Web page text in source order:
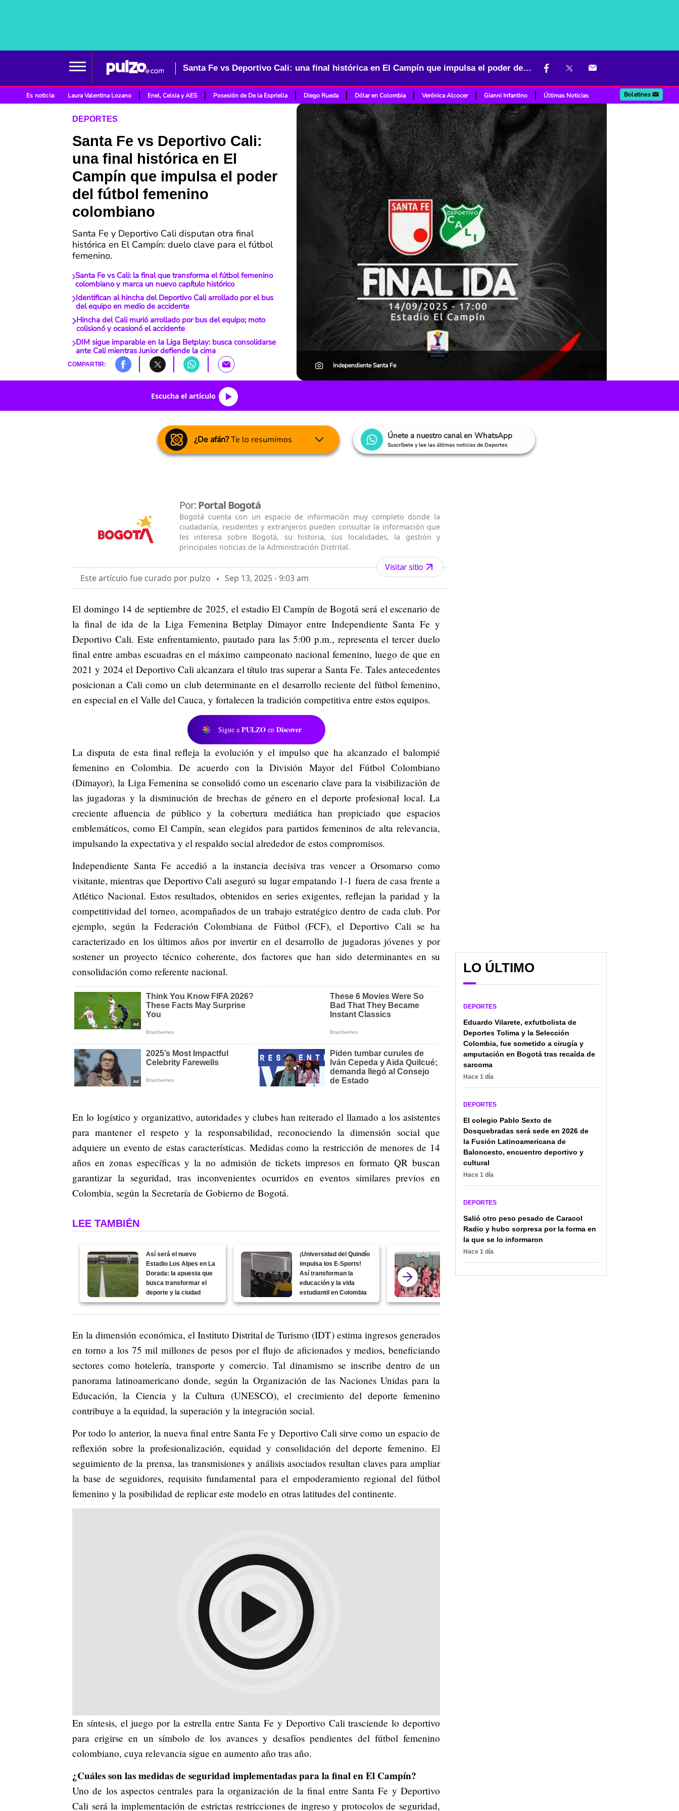
Santa Fe vs Deportivo Cali: una final histórica en El Campín que impulsa el poder del fútbol femenino colombiano
Es noticia: Laura Valentina Lozano Enel, Celsia y AES Posesión de De la Espriella Diego Rueda Dólar en Colombia Verónica Alcocer Gianni Infantino Últimas Noticias Boletines
DEPORTES
Santa Fe vs Deportivo Cali:
una final histórica en El
Campín que impulsa el poder
del fútbol femenino
colombiano
Santa Fe y Deportivo Cali disputan otra final
histórica en El Campín: duelo clave para el fútbol
femenino.
Santa Fe vs Cali: la final que transforma el fútbol femenino
colombiano y marca un nuevo capítulo histórico
Identifican al hincha del Deportivo Cali arrollado por el bus
del equipo en medio de accidente
Hincha del Cali murió arrollado por bus del equipo; moto
colisionó y ocasionó el accidente
DIM sigue imparable en la Liga Betplay: busca consolidarse
ante Cali mientras Junior defiende la cima
COMPARTIR: Independiente Santa Fe
Escucha el artículo
¿De afán?Te lo resumimos Únete a nuestro canal en WhatsApp
Suscríbete y lee las últimas noticias de Deportes
Por:Portal Bogotá
Bogotá cuenta con un espacio de información muy completo donde la
ciudadanía, residentes y extranjeros pueden consultar la información que
les interesa sobre Bogotá, su historia, sus localidades, la gestión y
principales noticias de la Administración Distrital.
Este artículo fue curado por pulzo Sep 13, 2025 - 9:03 am
Visitar sitio
El domingo 14 de septiembre de 2025, el estadio El Campín de Bogotá será el escenario de
la final de ida de la Liga Femenina Betplay Dimayor entre Independiente Santa Fe y
Deportivo Cali. Este enfrentamiento, pautado para las 5:00 p.m., representa el tercer duelo
final entre ambas escuadras en el máximo campeonato nacional femenino, luego de que en
2021 y 2024 el Deportivo Cali alcanzara el título tras superar a Santa Fe. Tales antecedentes
posicionan a Cali como un club determinante en el desarrollo reciente del fútbol femenino,
en especial en el Valle del Cauca, y fortalecen la tradición competitiva entre estos equipos.
Sigue a PULZO en Discover
La disputa de esta final refleja la evolución y el impulso que ha alcanzado el balompié
femenino en Colombia. De acuerdo con la División Mayor del Fútbol Colombiano
(Dimayor), la Liga Femenina se consolidó como un escenario clave para la visibilización de
las jugadoras y la disminución de brechas de género en el deporte profesional local. La
creciente afluencia de público y la cobertura mediática han propiciado que espacios
emblemáticos, como El Campín, sean elegidos para partidos femeninos de alta relevancia,
impulsando la expectativa y el respaldo social alrededor de estos compromisos.
Independiente Santa Fe accedió a la instancia decisiva tras vencer a Orsomarso como
visitante, mientras que Deportivo Cali aseguró su lugar empatando 1-1 fuera de casa frente a
Atlético Nacional. Estos resultados, obtenidos en series exigentes, reflejan la paridad y la
competitividad del torneo, acompañados de un trabajo estratégico dentro de cada club. Por
ejemplo, según la Federación Colombiana de Fútbol (FCF), el Deportivo Cali se ha
caracterizado en los últimos años por invertir en el desarrollo de jugadoras jóvenes y por
sostener un proyecto técnico coherente, dos factores que han sido determinantes en su
consolidación como referente nacional.
En lo logístico y organizativo, autoridades y clubes han reiterado el llamado a los asistentes
para mantener el respeto y la responsabilidad, reconociendo la dimensión social que
adquiere un evento de estas características. Medidas como la restricción de menores de 14
años en zonas específicas y la no admisión de tickets impresos en formato QR buscan
garantizar la seguridad, tras inconvenientes ocurridos en eventos similares previos en
Colombia, según la Secretaría de Gobierno de Bogotá.
LEE TAMBIÉN
Así será el nuevo
Estadio Los Alpes en La
Dorada: la apuesta que
busca transformar el
deporte y la ciudad
¡Universidad del Quindío
impulsa los E-Sports!
Así transforman la
educación y la vida
estudiantil en Colombia
¡Universidad del Quindío
impulsa los E-Sports!
En la dimensión económica, el Instituto Distrital de Turismo (IDT) estima ingresos generados
en torno a los 75 mil millones de pesos por el flujo de aficionados y medios, beneficiando
sectores como hotelería, transporte y comercio. Tal dinamismo se inscribe dentro de un
panorama latinoamericano donde, según la Organización de las Naciones Unidas para la
Educación, la Ciencia y la Cultura (UNESCO), el crecimiento del deporte femenino
contribuye a la equidad, la superación y la integración social.
Por todo lo anterior, la nueva final entre Santa Fe y Deportivo Cali sirve como un espacio de
reflexión sobre la profesionalización, equidad y consolidación del deporte femenino. El
seguimiento de la prensa, las transmisiones y análisis asociados resultan claves para ampliar
la base de seguidores, requisito fundamental para el empoderamiento regional del fútbol
femenino y la posibilidad de replicar este modelo en otras latitudes del continente.
En síntesis, el juego por la estrella entre Santa Fe y Deportivo Cali trasciende lo deportivo
para erigirse en un símbolo de los avances y desafíos pendientes del fútbol femenino
colombiano, cuya relevancia sigue en aumento año tras año.
¿Cuáles son las medidas de seguridad implementadas para la final en El Campín?
Uno de los aspectos centrales para la organización de la final entre Santa Fe y Deportivo
Cali será la implementación de estrictas restricciones de ingreso y protocolos de seguridad,
LO ÚLTIMO
DEPORTES
Eduardo Vilarete, exfutbolista de
Deportes Tolima y la Selección
Colombia, fue sometido a cirugía y
amputación en Bogotá tras recaída de
sarcoma
Hace 1 día
DEPORTES
El colegio Pablo Sexto de
Dosquebradas será sede en 2026 de
la Fusión Latinoamericana de
Baloncesto, encuentro deportivo y
cultural
Hace 1 día
DEPORTES
Salió otro peso pesado de Caracol
Radio y hubo sorpresa por la forma en
la que se lo informaron
Hace 1 día